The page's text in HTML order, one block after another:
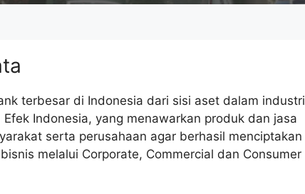
terbesar di Indonesia dari sisi aset dalam industri
Indonesia, yang menawarkan produk dan jasa
serta perusahaan agar berhasil menciptakan
melalui Corporate, Commercial dan Consumer